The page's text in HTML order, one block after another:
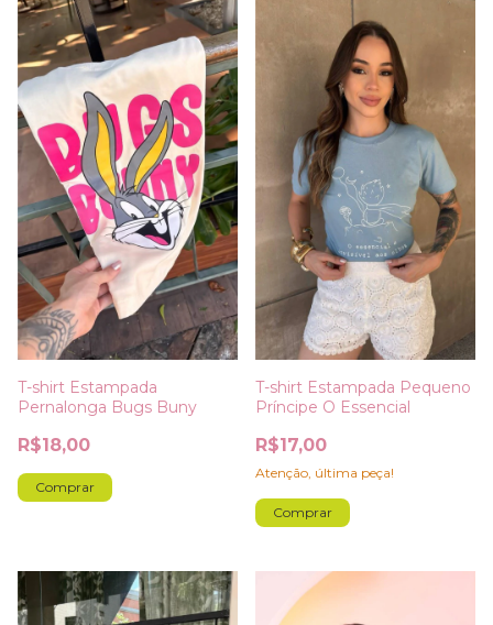
T-shirt Estampada
Pernalonga Bugs Buny
R$18,00
Comprar
T-shirt Estampada Pequeno
Príncipe O Essencial
R$17,00
Atenção, última peça!
Comprar